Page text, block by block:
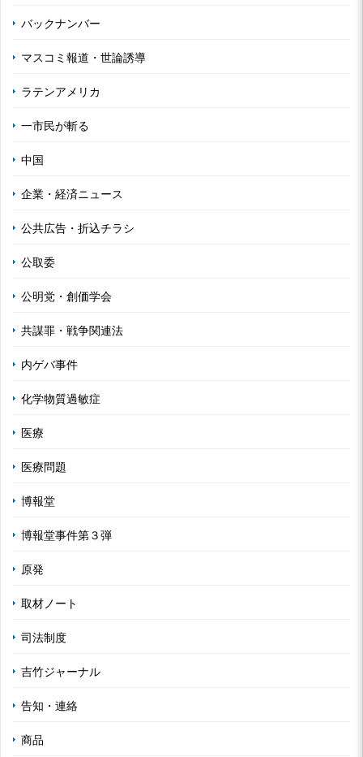
バックナンバー
マスコミ報道・世論誘導
ラテンアメリカ
一市民が斬る
中国
企業・経済ニュース
公共広告・折込チラシ
公取委
公明党・創価学会
共謀罪・戦争関連法
内ゲバ事件
化学物質過敏症
医療
医療問題
博報堂
博報堂事件第３弾
原発
取材ノート
司法制度
吉竹ジャーナル
告知・連絡
商品